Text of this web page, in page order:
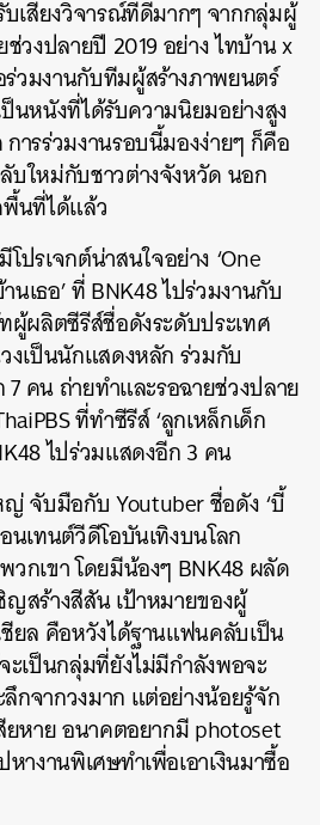
เสียงวิจารณ์ที่ดีมากๆ จากกลุ่มผู้
วงปลายปี 2019 อย่าง ไทบ้าน x
วมงานกับทีมผู้สร้างภาพยนตร์
ป็นหนังที่ได้รับความนิยมอย่างสูง
ารร่วมงานรอบนี้มองง่ายๆ ก็คือ
บใหม่กับชาวต่างจังหวัด นอก
พื้นที่ได้แล้ว
ปรเจกต์น่าสนใจอย่าง ‘One
เธอ’ ที่ BNK48 ไปร่วมงานกับ
ผู้ผลิตซีรีส์ชื่อดังระดับประเทศ
งเป็นนักแสดงหลัก ร่วมกับ
7 คน ถ่ายทำและรอฉายช่วงปลาย
ที่ทำซีรีส์ ‘ลูกเหล็กเด็ก
ไปร่วมแสดงอีก 3 คน
ญ่ จับมือกับ Youtuber ชื่อดัง ‘บี้
นเทนต์วีดีโอบันเทิงบนโลก
กเขา โดยมีน้องๆ BNK48 ผลัด
สร้างสีสัน เป้าหมายของผู้
ยล คือหวังได้ฐานแฟนคลับเป็น
เป็นกลุ่มที่ยังไม่มีกำลังพอจะ
กจากวงมาก แต่อย่างน้อยรู้จัก
ยหาย อนาคตอยากมี photoset
างานพิเศษทำเพื่อเอาเงินมาซื้อ
LINE EMAIL